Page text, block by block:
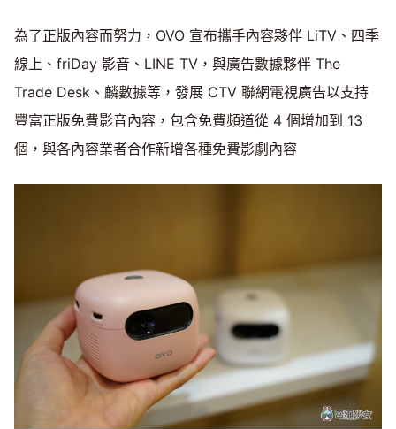
為了正版內容而努力，OVO 宣布攜手內容夥伴 LiTV、四季
線上、friDay 影音、LINE TV，與廣告數據夥伴 The
Trade Desk、麟數據等，發展 CTV 聯網電視廣告以支持
豐富正版免費影音內容，包含免費頻道從 4 個增加到 13
個，與各內容業者合作新增各種免費影劇內容